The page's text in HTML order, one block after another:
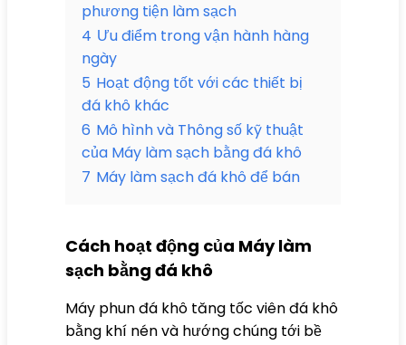
phương tiện làm sạch
4 Ưu điểm trong vận hành hàng
ngày
5 Hoạt động tốt với các thiết bị
đá khô khác
6 Mô hình và Thông số kỹ thuật
của Máy làm sạch bằng đá khô
7 Máy làm sạch đá khô để bán
Cách hoạt động của Máy làm
sạch bằng đá khô
Máy phun đá khô tăng tốc viên đá khô
bằng khí nén và hướng chúng tới bề